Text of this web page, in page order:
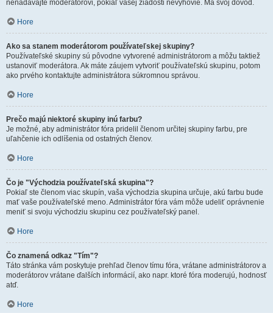
nenadávajte moderátorovi, pokiaľ vašej žiadosti nevyhovie. Má svoj dôvod.
Hore
Ako sa stanem moderátorom používateľskej skupiny?
Používateľské skupiny sú pôvodne vytvorené administrátorom a môžu taktiež
ustanoviť moderátora. Ak máte záujem vytvoriť používateľskú skupinu, potom
ako prvého kontaktujte administrátora súkromnou správou.
Hore
Prečo majú niektoré skupiny inú farbu?
Je možné, aby administrátor fóra pridelil členom určitej skupiny farbu, pre
uľahčenie ich odlíšenia od ostatných členov.
Hore
Čo je "Východzia používateľská skupina"?
Pokiaľ ste členom viac skupín, vaša východzia skupina určuje, akú farbu bude
mať vaše používateľské meno. Administrátor fóra vám môže udeliť oprávnenie
meniť si svoju východziu skupinu cez používateľský panel.
Hore
Čo znamená odkaz "Tím"?
Táto stránka vám poskytuje prehľad členov tímu fóra, vrátane administrátorov a
moderátorov vrátane ďalších informácií, ako napr. ktoré fóra moderujú, hodnosť
atď.
Hore